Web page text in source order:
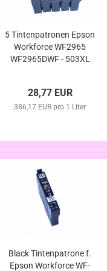
5 Tintenpatronen Epson
Workforce WF2965
WF2965DWF - 503XL
28,77 EUR
386,17 EUR pro 1 Liter
Black Tintenpatrone f.
Epson Workforce WF-